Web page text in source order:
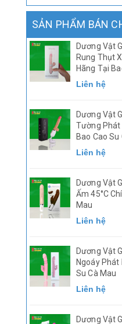
SẢN PHẨM BÁN
Dương Vật
Rung Thụt
Hãng Tại
Liên hệ
Dương Vật
Tường Phát
Bao Cao Su
Liên hệ
Dương Vật
Ấm 45°C
Mau
Liên hệ
Dương Vật
Ngoáy Phát
Su Cà Mau
Liên hệ
Dương Vật